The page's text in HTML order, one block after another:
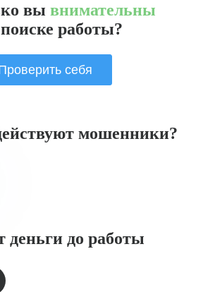
вы внимательны
работы?
себя
мошенники?
до работы